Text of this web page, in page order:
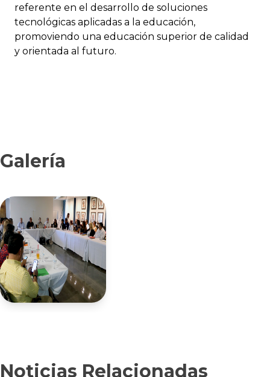
referente en el desarrollo de soluciones
tecnológicas aplicadas a la educación,
promoviendo una educación superior de calidad
y orientada al futuro.
Galería
Noticias Relacionadas